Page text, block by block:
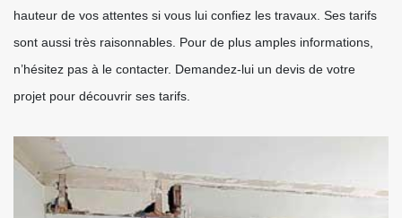
hauteur de vos attentes si vous lui confiez les travaux. Ses tarifs
sont aussi très raisonnables. Pour de plus amples informations,
n’hésitez pas à le contacter. Demandez-lui un devis de votre
projet pour découvrir ses tarifs.